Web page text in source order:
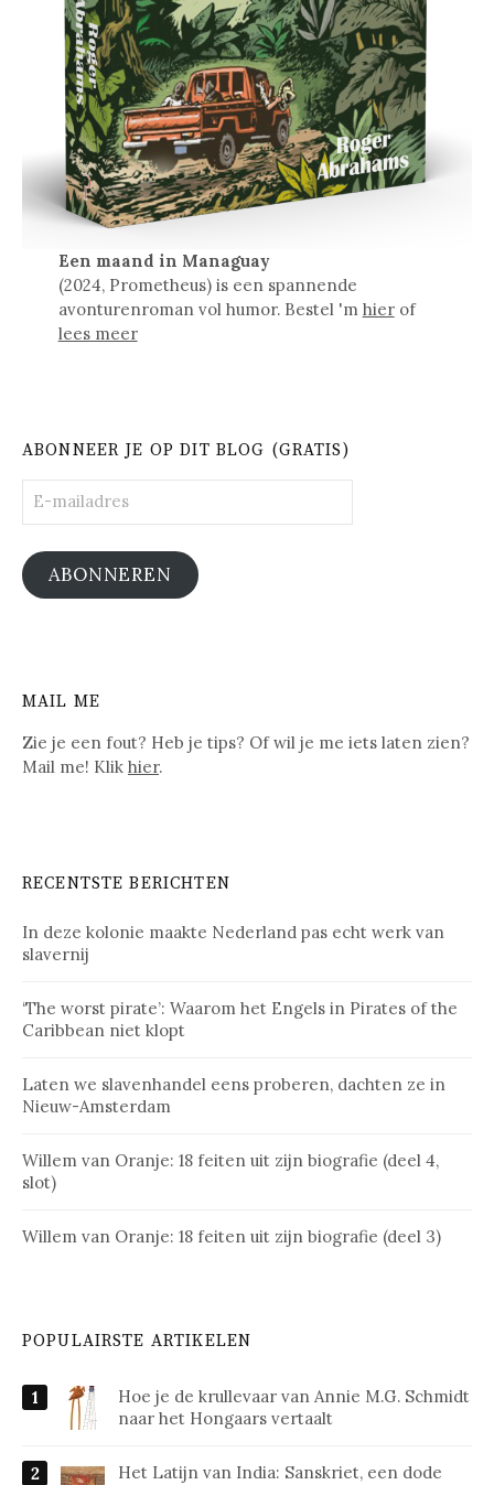
Een maand in Managuay
(2024, Prometheus) is een spannende
avonturenroman vol humor. Bestel 'm hierof
lees meer
ABONNEER JE OP DIT BLOG (GRATIS)
mailadres
ABONNEREN
MAIL ME
Zie je een fout? Heb je tips? Of wil je me iets laten zien?
Mail me! Klik hier.
RECENTSTE BERICHTEN
In deze kolonie maakte Nederland pas echt werk van
slavernij
‘The worst pirate’: Waarom het Engels in Pirates of the
Caribbean niet klopt
Laten we slavenhandel eens proberen, dachten ze in
Nieuw-Amsterdam
Willem van Oranje: 18 feiten uit zijn biografie (deel 4,
slot)
Willem van Oranje: 18 feiten uit zijn biografie (deel 3)
POPULAIRSTE ARTIKELEN
Hoe je de krullevaar van Annie M.G. Schmidt
naar het Hongaars vertaalt
Het Latijn van India: Sanskriet, een dode